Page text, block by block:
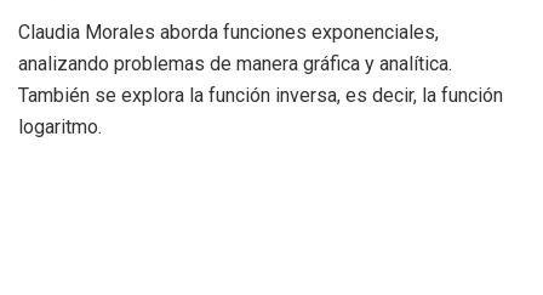
Claudia Morales aborda funciones exponenciales,
analizando problemas de manera gráfica y analítica.
También se explora la función inversa, es decir, la función
logaritmo.